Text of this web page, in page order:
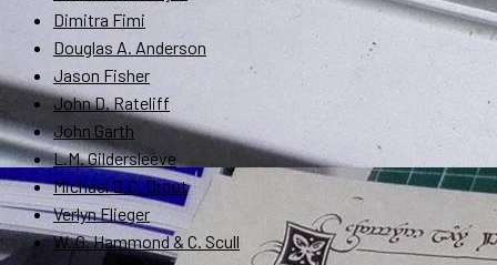
Dimitra Fimi
Douglas A. Anderson
Jason Fisher
John D. Rateliff
John Garth
L.M. Gildersleeve
Michael D.C. Drout
Verlyn Flieger
W. G. Hammond & C. Scull